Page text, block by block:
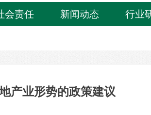
会责任 新闻动态 行业
产业形势的政策建议